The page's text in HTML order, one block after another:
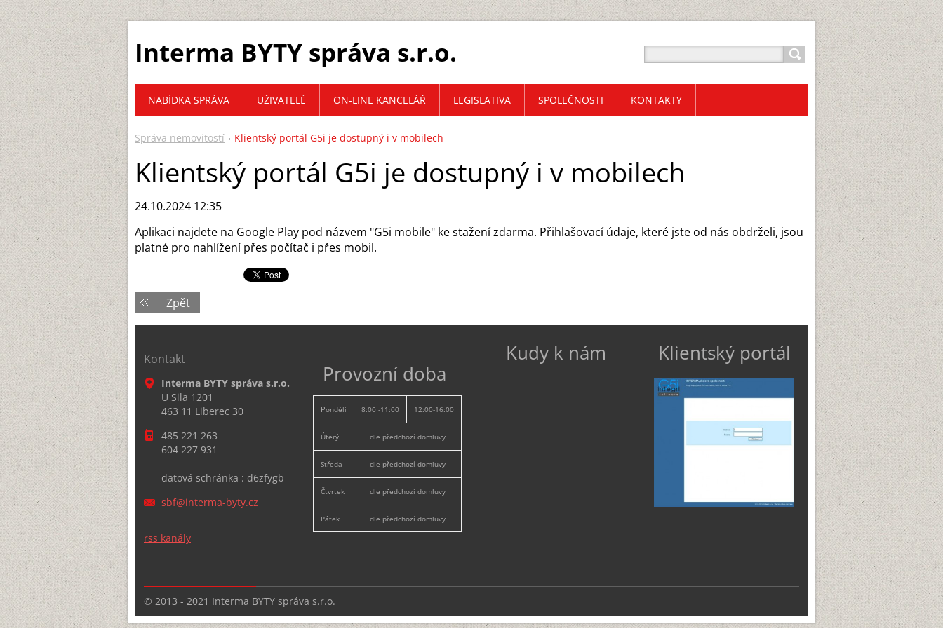
Interma BYTY správa s.r.o.
Správa nemovitostí Klientský portál G5i je dostupný i v mobilech
Klientský portál G5i je dostupný i v mobilech
24.10.2024 12:35
Aplikaci najdete na Google Play pod názvem "G5i mobile" ke stažení zdarma. Přihlašovací údaje, které jste od nás obdrželi, jsou
platné pro nahlížení přes počítač i přes mobil.
Zpět
NABÍDKA SPRÁVA UŽIVATELÉ ON-LINE KANCELÁŘ LEGISLATIVA SPOLEČNOSTI KONTAKTY
Kontakt
Interma BYTY správa s.r.o.
U Sila 1201
463 11 Liberec 30
485 221 263
604 227 931
datová schránka : d6zfygb
sbf@interma-byty.cz
rss kanály
Provozní doba
Pondělí 8:00 -11:00 12:00-16:00
Úterý dle předchozí domluvy
Středa dle předchozí domluvy
Čtvrtek dle předchozí domluvy
Pátek dle předchozí domluvy
Kudy k nám Klientský portál
© 2013 - 2021 Interma BYTY správa s.r.o.